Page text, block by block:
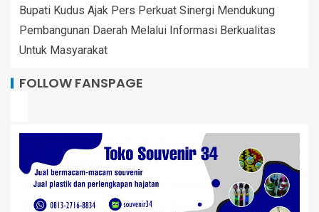
Bupati Kudus Ajak Pers Perkuat Sinergi Mendukung
Pembangunan Daerah Melalui Informasi Berkualitas
Untuk Masyarakat
FOLLOW FANSPAGE